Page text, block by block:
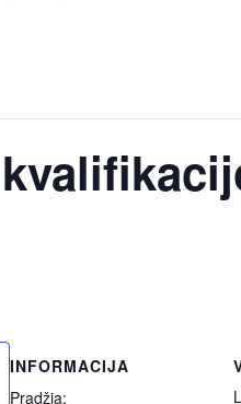
INFORMACIJA
Pradžia: